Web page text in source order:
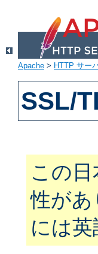
Apache > HTTP サー
SSL/
この
性があ
には